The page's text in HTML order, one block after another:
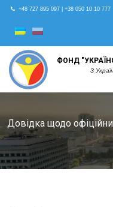
+48 727 895 097 +38 050 10 10 777
ФОНД
З
Довідка щодо